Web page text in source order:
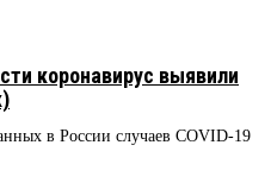
коронавирус выявили
в России случаев COVID-19